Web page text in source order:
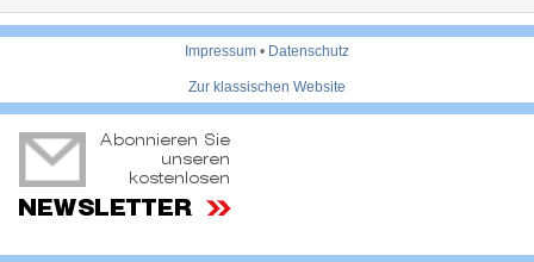
Impressum • Datenschutz
Zur klassischen Website